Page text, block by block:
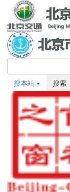
搜本站 搜索